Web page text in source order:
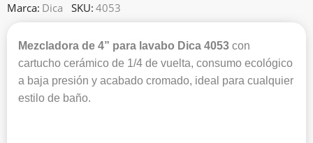
Marca: Dica SKU: 4053
Mezcladora de 4” para lavabo Dica 4053 con
cartucho cerámico de 1/4 de vuelta, consumo ecológico
a baja presión y acabado cromado, ideal para cualquier
estilo de baño.